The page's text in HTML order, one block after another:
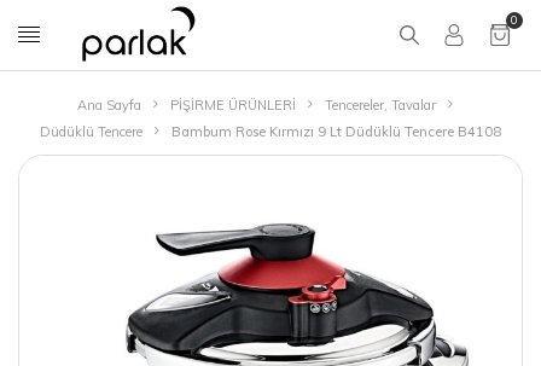
0
Ana Sayfa PİŞİRME ÜRÜNLERİ
Tencereler, Tavalar
Düdüklü Tencere
Bambum Rose Kırmızı 9 Lt Düdüklü Tencere B4108